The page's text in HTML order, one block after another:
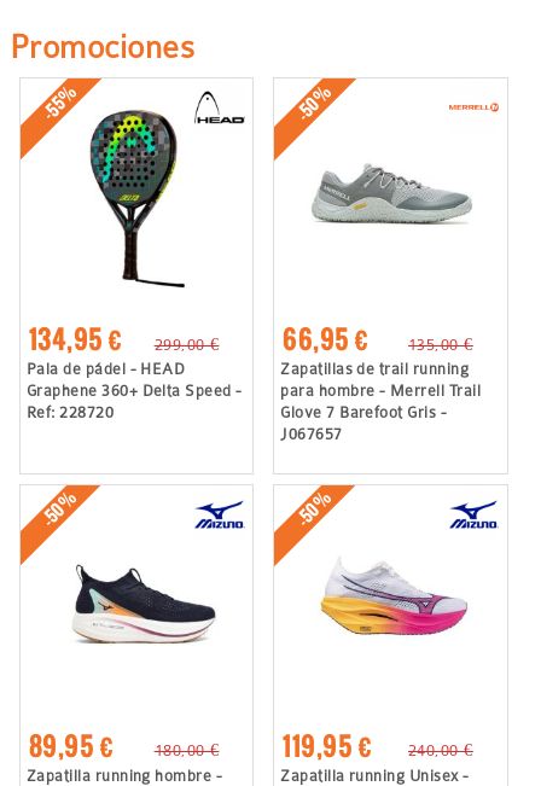
Promociones
-55%
134,95 €
299,00 €
Pala de pádel - HEAD
Graphene 360+ Delta Speed -
Ref: 228720
-50%
66,95 €
135,00 €
Zapatillas de trail running
para hombre - Merrell Trail
Glove 7 Barefoot Gris -
J067657
-50%
89,95 €
180,00 €
Zapatilla running hombre -
-50%
119,95 €
240,00 €
Zapatilla running Unisex -